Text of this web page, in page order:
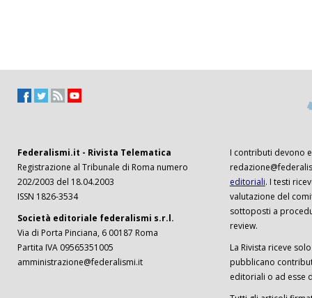
Federalismi.it - Rivista Telematica
Registrazione al Tribunale di Roma numero
202/2003 del 18.04.2003
ISSN 1826-3534
Società editoriale federalismi s.r.l.
Via di Porta Pinciana, 6 00187 Roma
Partita IVA 09565351005
amministrazione@federalismi.it
I contributi devono
editoriali. I testi
valutazione del
sottoposti a
review.
La Rivista riceve
pubblicano
editoriali o ad esse